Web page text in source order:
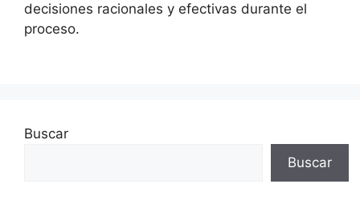
decisiones racionales y efectivas durante el
proceso.
Buscar
Buscar